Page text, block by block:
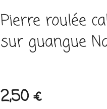
Pierre roulée
sur guangue
2,50 €